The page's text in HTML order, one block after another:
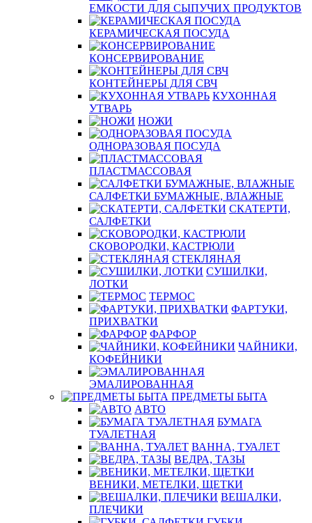
ЕМКОСТИ ДЛЯ СЫПУЧИХ ПРОДУКТОВ
КЕРАМИЧЕСКАЯ ПОСУДА
КОНСЕРВИРОВАНИЕ
КОНТЕЙНЕРЫ ДЛЯ СВЧ
КУХОННАЯ
УТВАРЬ
НОЖИ
ОДНОРАЗОВАЯ ПОСУДА
ПЛАСТМАССОВАЯ
САЛФЕТКИ БУМАЖНЫЕ, ВЛАЖНЫЕ
СКАТЕРТИ,
САЛФЕТКИ
СКОВОРОДКИ, КАСТРЮЛИ
СТЕКЛЯНАЯ
СУШИЛКИ,
ЛОТКИ
ТЕРМОС
ФАРТУКИ,
ПРИХВАТКИ
ФАРФОР
ЧАЙНИКИ,
КОФЕЙНИКИ
ЭМАЛИРОВАННАЯ
ПРЕДМЕТЫ БЫТА
АВТО
БУМАГА
ТУАЛЕТНАЯ
ВАННА, ТУАЛЕТ
ВЕДРА, ТАЗЫ
ВЕНИКИ, МЕТЕЛКИ, ЩЕТКИ
ВЕШАЛКИ,
ПЛЕЧИКИ